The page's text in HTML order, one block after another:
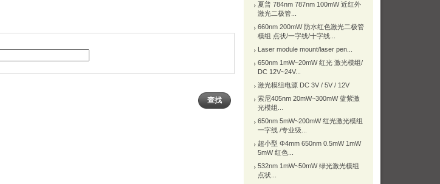
夏普 784nm 787nm 100mW 近红外
激光二极管...
660nm 200mW 防水红色激光二极管
模组 点状/一字线/十字线...
Laser module mount/laser pen...
650nm 1mW~20mW 红光 激光模组/
DC 12V~24V...
激光模组电源 DC 3V / 5V / 12V
索尼405nm 20mW~300mW 蓝紫激
光模组...
650nm 5mW~200mW 红光激光模组
一字线 /专业级...
超小型 Φ4mm 650nm 0.5mW 1mW
5mW 红色...
532nm 1mW~50mW 绿光激光模组
点状...